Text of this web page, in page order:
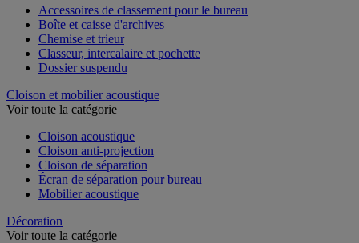
Accessoires de classement pour le bureau
Boîte et caisse d'archives
Chemise et trieur
Classeur, intercalaire et pochette
Dossier suspendu
Cloison et mobilier acoustique
Voir toute la catégorie
Cloison acoustique
Cloison anti-projection
Cloison de séparation
Écran de séparation pour bureau
Mobilier acoustique
Décoration
Voir toute la catégorie